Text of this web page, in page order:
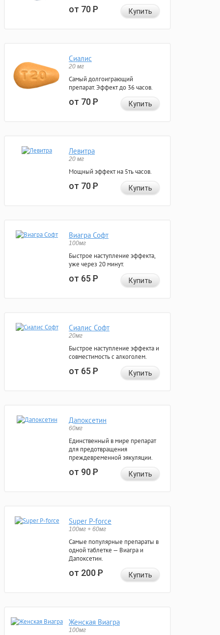
от 70Р Купить
Сиалис
20 мг
Самый долгоиграющий
препарат. Эффект до 36 часов.
от 70Р Купить
Левитра
20 мг
Мощный эффект на 5ть часов.
от 70Р Купить
Виагра Софт
100мг
Быстрое наступление эффекта,
уже через 20 минут.
от 65Р Купить
Сиалис Софт
20мг
Быстрое наступление эффекта и
совместимость с алкоголем.
от 65Р Купить
Дапоксетин
60мг
Единственный в мире препарат
для предотвращения
преждевременной эякуляции.
от 90Р Купить
Super P-force
100мг + 60мг
Самые популярные препараты в
одной таблетке — Виагра и
Дапоксетин.
от 200Р Купить
Женская Виагра
100мг